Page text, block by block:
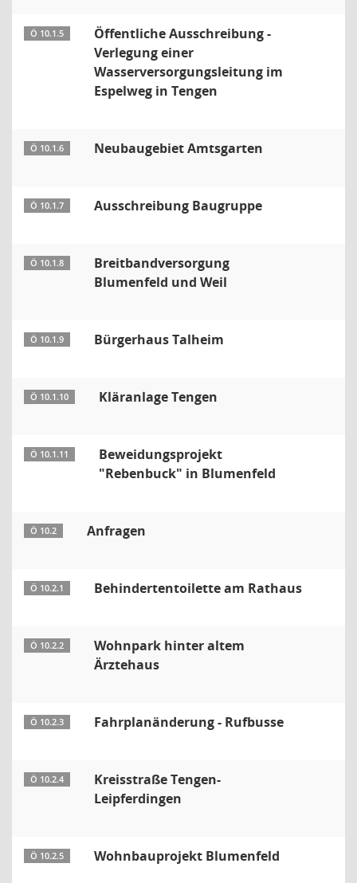
Ö 10.1.5
Öffentliche Ausschreibung -
Verlegung einer
Wasserversorgungsleitung im
Espelweg in Tengen
Ö 10.1.6 Neubaugebiet Amtsgarten
Ö 10.1.7 Ausschreibung Baugruppe
Ö 10.1.8
Breitbandversorgung
Blumenfeld und Weil
Ö 10.1.9 Bürgerhaus Talheim
Ö 10.1.10 Kläranlage Tengen
Ö 10.1.11
Beweidungsprojekt
"Rebenbuck" in Blumenfeld
Ö 10.2 Anfragen
Ö 10.2.1 Behindertentoilette am Rathaus
Ö 10.2.2
Wohnpark hinter altem
Ärztehaus
Ö 10.2.3 Fahrplanänderung - Rufbusse
Ö 10.2.4
Kreisstraße Tengen-
Leipferdingen
Ö 10.2.5 Wohnbauprojekt Blumenfeld